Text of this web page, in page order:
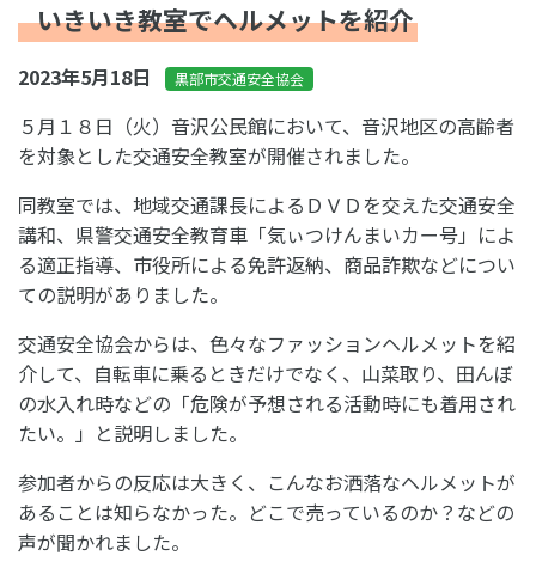
いきいき教室でヘルメットを紹介
2023年5月18日 黒部市交通安全協会
５月１８日（火）音沢公民館において、音沢地区の高齢者
を対象とした交通安全教室が開催されました。
同教室では、地域交通課長によるＤＶＤを交えた交通安全
講和、県警交通安全教育車「気ぃつけんまいカー号」によ
る適正指導、市役所による免許返納、商品詐欺などについ
ての説明がありました。
交通安全協会からは、色々なファッションヘルメットを紹
介して、自転車に乗るときだけでなく、山菜取り、田んぼ
の水入れ時などの「危険が予想される活動時にも着用され
たい。」と説明しました。
参加者からの反応は大きく、こんなお洒落なヘルメットが
あることは知らなかった。どこで売っているのか？などの
声が聞かれました。